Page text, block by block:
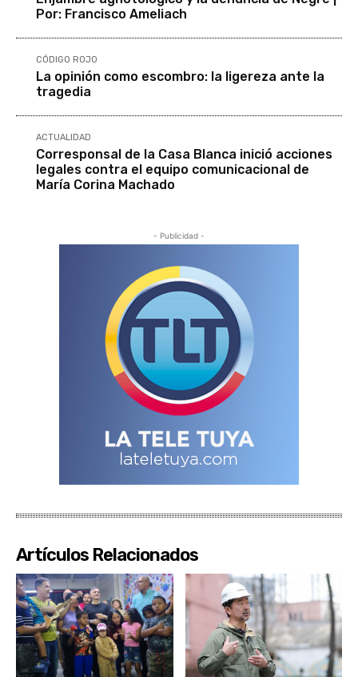
Por: Francisco Ameliach
CÓDIGO ROJO
La opinión como escombro: la ligereza ante la
tragedia
ACTUALIDAD
Corresponsal de la Casa Blanca inició acciones
legales contra el equipo comunicacional de
María Corina Machado
- Publicidad -
Artículos Relacionados